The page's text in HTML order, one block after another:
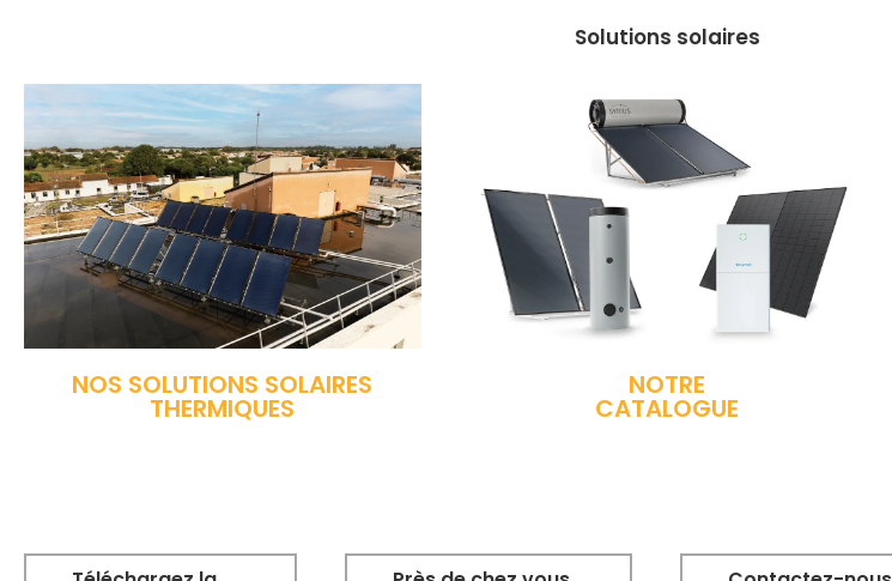
Solutions solaires
NOS SOLUTIONS SOLAIRES
THERMIQUES
NOTRE
CATALOGUE